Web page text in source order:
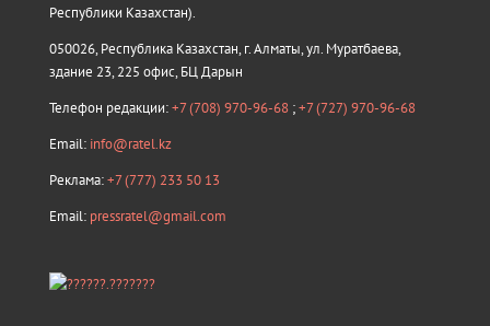
Республики Казахстан).
050026, Республика Казахстан, г. Алматы, ул. Муратбаева,
здание 23, 225 офис, БЦ Дарын
Телефон редакции:+7 (708) 970-96-68 ;+7 (727) 970-96-68
Email: info@ratel.kz
Реклама:+7 (777) 233 50 13
Email: pressratel@gmail.com